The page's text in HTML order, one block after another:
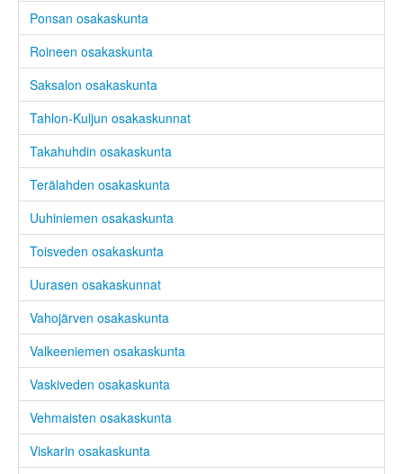
Ponsan osakaskunta
Roineen osakaskunta
Saksalon osakaskunta
Tahlon-Kuljun osakaskunnat
Takahuhdin osakaskunta
Terälahden osakaskunta
Uuhiniemen osakaskunta
Toisveden osakaskunta
Uurasen osakaskunnat
Vahojärven osakaskunta
Valkeeniemen osakaskunta
Vaskiveden osakaskunta
Vehmaisten osakaskunta
Viskarin osakaskunta